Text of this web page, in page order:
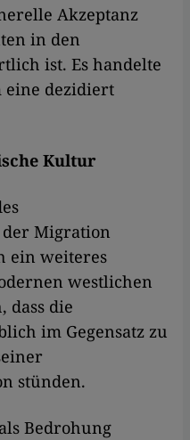
Akzeptanz
in den
ist. Es handelte
eine dezidiert
Kultur
Migration
ein weiteres
westlichen
dass die
im Gegensatz zu
stünden.
Bedrohung